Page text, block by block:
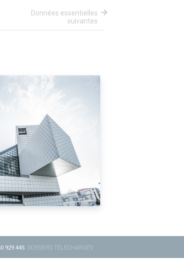
Données essentielles
suivantes
929 445 DOSSIERS TÉLÉCHARGÉS